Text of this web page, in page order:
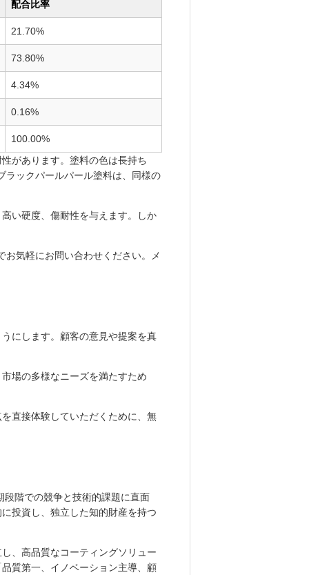
配合比率
21.70%
73.80%
4.34%
0.16%
100.00%
があります。塗料の色は長持ち
ラックパールパール塗料は、同様の
い硬度、傷耐性を与えます。しか
気軽にお問い合わせください。メ
にします。顧客の意見や提案を真
場の多様なニーズを満たすため
直接体験していただくために、無
階での競争と技術的課題に直面
投資し、独立した知的財産を持つ
、高品質なコーティングソリュー
質第一、イノベーション主導、顧